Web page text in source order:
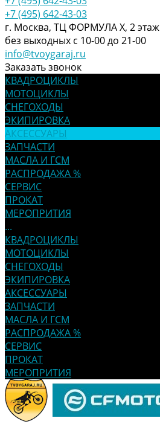
+7 (495) 642-43-03
г. Москва, ТЦ ФОРМУЛА Х, 2 этаж
без выходных с 10-00 до 21-00
info@tvoygaraj.ru
Заказать звонок
КВАДРОЦИКЛЫ
МОТОЦИКЛЫ
СНЕГОХОДЫ
ЭКИПИРОВКА
АКСЕССУАРЫ
ЗАПЧАСТИ
МАСЛА И ГСМ
РАСПРОДАЖА %
СЕРВИС
ПРОКАТ
МЕРОПРИТИЯ
...
КВАДРОЦИКЛЫ
МОТОЦИКЛЫ
СНЕГОХОДЫ
ЭКИПИРОВКА
АКСЕССУАРЫ
ЗАПЧАСТИ
МАСЛА И ГСМ
РАСПРОДАЖА %
СЕРВИС
ПРОКАТ
МЕРОПРИТИЯ